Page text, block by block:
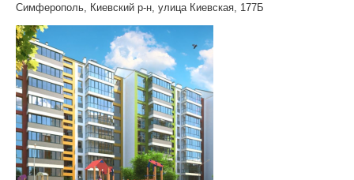
Симферополь, Киевский р-н, улица Киевская, 177Б